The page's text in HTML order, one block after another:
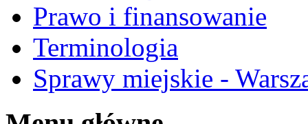
Prawo i finansowanie
Terminologia
Sprawy miejskie -